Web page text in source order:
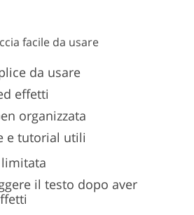
facile da usare
da usare
effetti
organizzata
e tutorial utili
il testo dopo aver